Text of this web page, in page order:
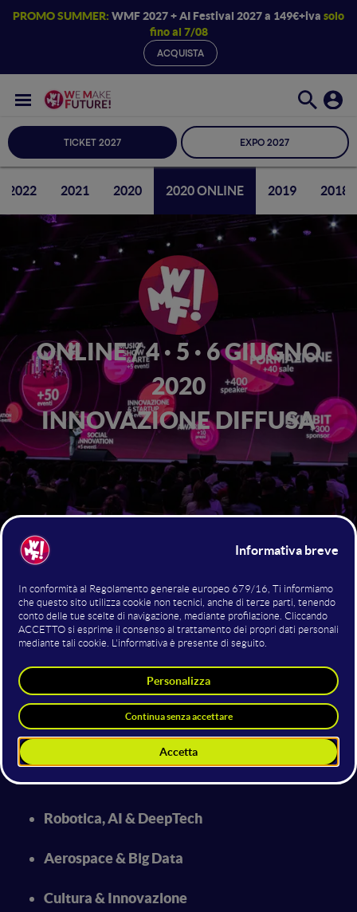
PROMO SUMMER: WMF 2027 + AI Festival 2027 a 149€+iva solo
fino al 7/08
ACQUISTA
TICKET 2027 EXPO 2027
2022 2021 2020 2020 ONLINE 2019 2018
ONLINE / 4 · 5 · 6 GIUGNO
2020
INNOVAZIONE DIFFUSA
+1.000
Speaker
Alcuni dei temi trattati nel 2020
Robotica, AI & DeepTech
Aerospace & Big Data
Cultura & Innovazione